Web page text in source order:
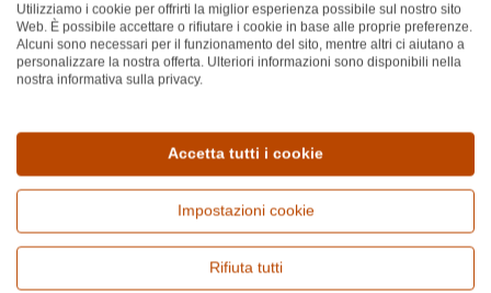
Dettagli del prodotto
Paese e regione
Vitigno e tipologia
Vino frizzante e spumante
Qualità
Alcol
12 %
Utilizziamo i cookie per offrirti la miglior esperienza possibile sul nostro sito
Web. È possibile accettare o rifiutare i cookie in base alle proprie preferenze.
Alcuni sono necessari per il funzionamento del sito, mentre altri ci aiutano a
personalizzare la nostra offerta. Ulteriori informazioni sono disponibili nella
nostra informativa sulla privacy.
Accetta tutti i cookie
Impostazioni cookie
Rifiuta tutti